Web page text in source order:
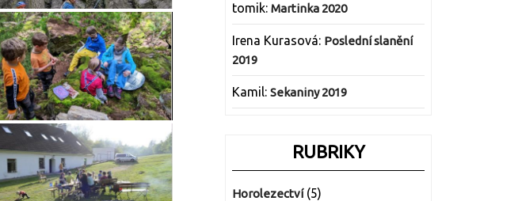
tomik: Martinka 2020
Irena Kurasová: Poslední slanění
2019
Kamil: Sekaniny 2019
RUBRIKY
Horolezectví(5)